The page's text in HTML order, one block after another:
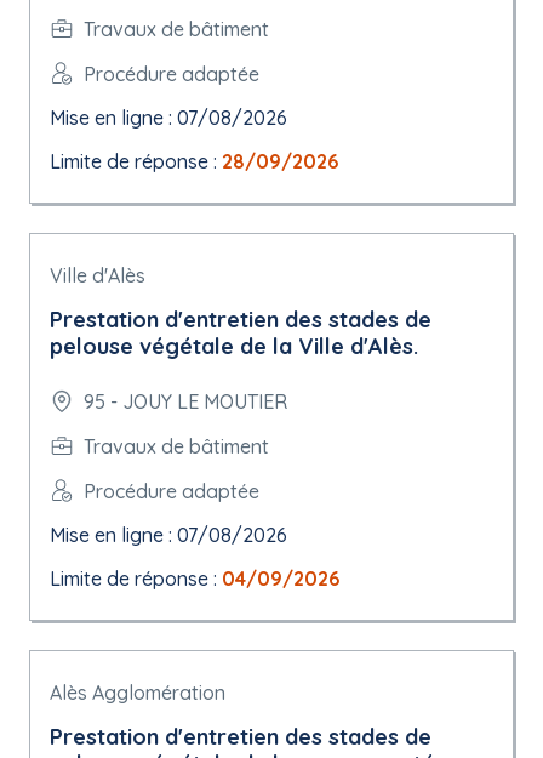
Travaux de bâtiment
Procédure adaptée
Mise en ligne : 07/08/2026
Limite de réponse : 28/09/2026
Ville d'Alès
Prestation d'entretien des stades de
pelouse végétale de la Ville d'Alès.
95 - JOUY LE MOUTIER
Travaux de bâtiment
Procédure adaptée
Mise en ligne : 07/08/2026
Limite de réponse : 04/09/2026
Alès Agglomération
Prestation d'entretien des stades de